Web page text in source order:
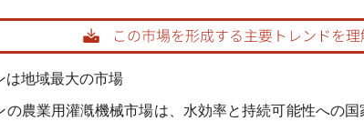
Intelligence。再利用にはCC BY 4.0の表示が必要です。
は地域最大の市場
の農業用灌漑機械市場は、水効率と持続可能性への